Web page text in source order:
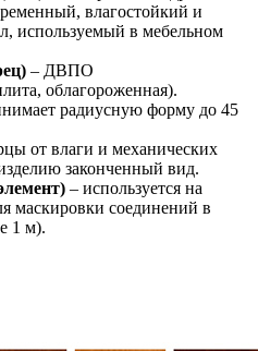
влагостойкий и
используемый в мебельном
– ДВПО
облагороженная).
радиусную форму до 45
от влаги и механических
законченный вид.
– используется на
маскировки соединений в
1 м).